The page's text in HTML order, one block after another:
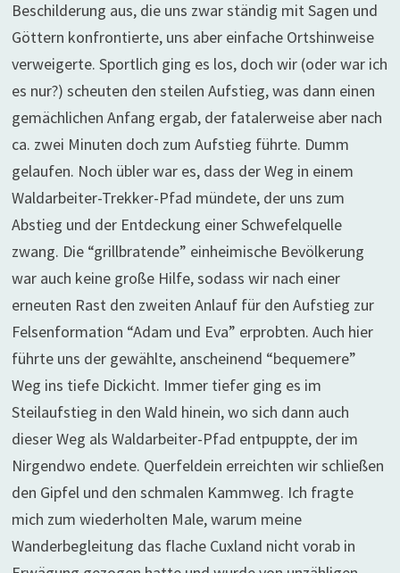
Beschilderung aus, die uns zwar ständig mit Sagen und
Göttern konfrontierte, uns aber einfache Ortshinweise
verweigerte. Sportlich ging es los, doch wir (oder war ich
es nur?) scheuten den steilen Aufstieg, was dann einen
gemächlichen Anfang ergab, der fatalerweise aber nach
ca. zwei Minuten doch zum Aufstieg führte. Dumm
gelaufen. Noch übler war es, dass der Weg in einem
Waldarbeiter-Trekker-Pfad mündete, der uns zum
Abstieg und der Entdeckung einer Schwefelquelle
zwang. Die “grillbratende” einheimische Bevölkerung
war auch keine große Hilfe, sodass wir nach einer
erneuten Rast den zweiten Anlauf für den Aufstieg zur
Felsenformation “Adam und Eva” erprobten. Auch hier
führte uns der gewählte, anscheinend “bequemere”
Weg ins tiefe Dickicht. Immer tiefer ging es im
Steilaufstieg in den Wald hinein, wo sich dann auch
dieser Weg als Waldarbeiter-Pfad entpuppte, der im
Nirgendwo endete. Querfeldein erreichten wir schließen
den Gipfel und den schmalen Kammweg. Ich fragte
mich zum wiederholten Male, warum meine
Wanderbegleitung das flache Cuxland nicht vorab in